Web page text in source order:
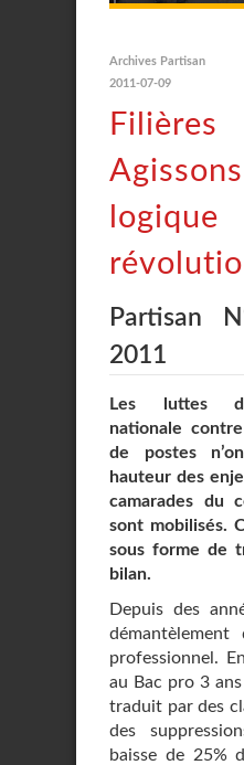
Archives Partisan
2011-07-09
logique
Partisan
2011
Les luttes
nationale
de postes
hauteur des
camarades du
sont mobilisés.
sous forme de
bilan.
Depuis des
démantèlement
professionnel.
au Bac pro 3 ans
traduit par des
des
baisse de 25%